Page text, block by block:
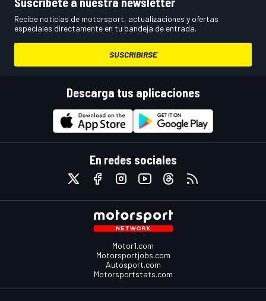
Recibe noticias de motorsport, actualizaciones y ofertas
especiales directamente en tu bandeja de entrada.
SUSCRIBIRSE
Descarga tus aplicaciones
En redes sociales
Motor1.com
Motorsportjobs.com
Autosport.com
Motorsportstats.com